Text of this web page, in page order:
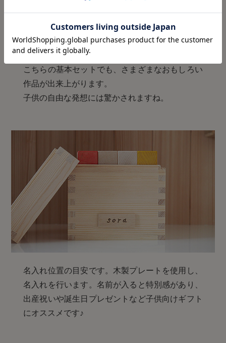
こちらの基本セットでも、さまざまなおもしろい
作品が出来上がります。
子供の自由な発想には驚かされますね。
名入れ位置の目安です。木製プレートを使用し、
名入れを行います。名前が入ると特別感があり、
出産祝いや誕生日プレゼントなど子供向けギフト
にオススメです♪